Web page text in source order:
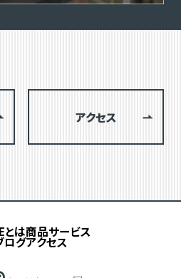
アクセス
とは商品サービス
ログアクセス